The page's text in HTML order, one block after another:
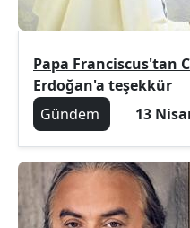
Papa Franciscus'tan
Erdoğan'a teşekkür
Gündem
13